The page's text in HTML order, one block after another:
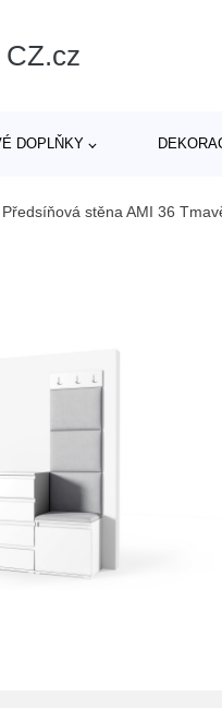
DOPLŇKY
Předsíňová stěna AMI 36